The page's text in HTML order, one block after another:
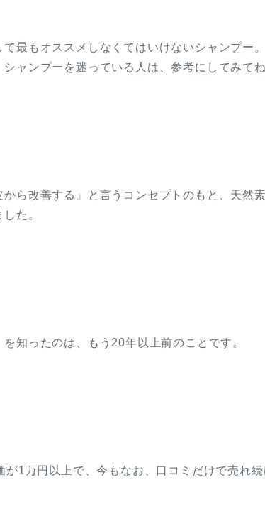
最もオススメしなくてはいけないシャンプー
シャンプーを迷っている人は、参考にしてみてね
から改善する』と言うコンセプトのもと、天然
た。
知ったのは、もう20年以上前のことです。
が1万円以上で、今もなお、口コミだけで売れ